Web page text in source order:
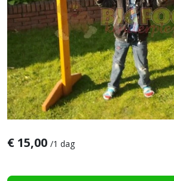
€ 15,00 /1 dag